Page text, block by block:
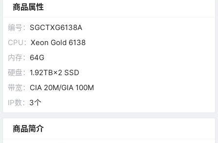
商品属性
编号： SGCTXG6138A
CPU： Xeon Gold 6138
内存： 64G
硬盘： 1.92TB×2 SSD
带宽： CIA 20M/GIA 100M
IP数： 3个
商品简介